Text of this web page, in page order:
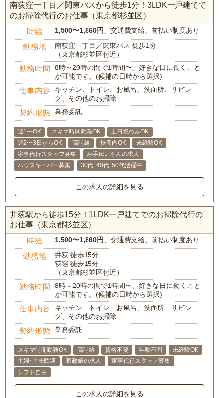
南荻窪一丁目／関東バスから徒歩1分！3LDK一戸建てで
のお掃除代行のお仕事（東京都杉並区）
時給 1,500〜1,860円 、交通費支給、前払い制度あり
勤務地
南荻窪一丁目／関東バス 徒歩1分
（東京都杉並区付近）
勤務時間
8時～20時の間で1時間〜、好きな日に働くこと
が可能です。(候補の日時から選択)
仕事内容
キッチン、トイレ、お風呂、洗面所、リビン
グ、その他のお掃除
契約形態 業務委託
週1〜OK スキマ時間勤務OK
土日祝のみOK
週2〜3日からOK
高時給 扶養内OK
未経験OK
家事代行スタッフ募集
お手伝いさんの求人
ハウスキーパー募集
30代･40代･50代活躍中
この求人の詳細を見る
井荻駅から徒歩15分！1LDK一戸建てでのお掃除代行の
お仕事（東京都杉並区）
時給 1,500〜1,860円 、交通費支給、前払い制度あり
勤務地
井荻 徒歩15分
荻窪 徒歩15分
（東京都杉並区付近）
勤務時間
8時～20時の間で1時間〜、好きな日に働くこと
が可能です。(候補の日時から選択)
仕事内容
キッチン、トイレ、お風呂、洗面所、リビン
グ、その他のお掃除
契約形態 業務委託
スキマ時間勤務OK 高時給 資格不要 年齢不問
未経験OK
主婦･主夫歓迎
家政婦の求人
家事代行スタッフ募集
シフト自由
この求人の詳細を見る